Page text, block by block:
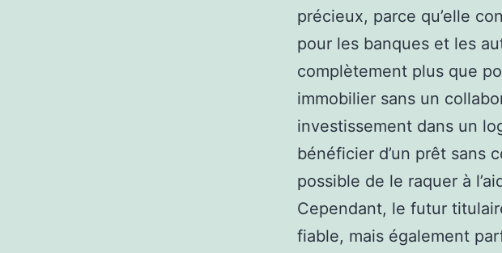
précieux, parce qu’elle
pour les banques et les
complètement plus que
immobilier sans un
investissement dans un
bénéficier d’un prêt sans
possible de le raquer à
Cependant, le futur
fiable, mais également